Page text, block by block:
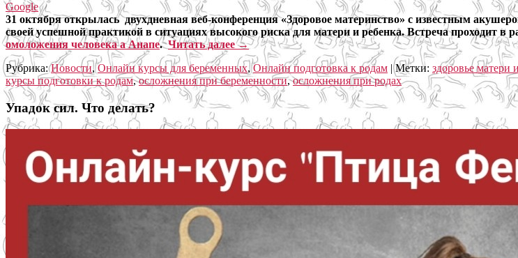
Google
31 октября открылась двухдневная веб-конференция «Здоровое материнство» с известным
своей успешной практикой в ситуациях высокого риска для матери и ребенка. Встреча проходит в
омоложения человека а Анапе.Читать далее→
Рубрика: Новости,Онлайн курсы для беременных,Онлайн подготовка к родам |Метки: здоровье матери
курсы подготовки к родам,осложнения при беременности,осложнения при родах
Упадок сил. Что делать?